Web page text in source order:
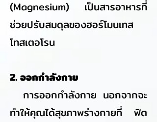
(Magnesium) เป็นสารอาหารที่
ช่วยปรับสมดุลของฮอร์โมนเทส
โทสเตอโรน
2. ออกกำลังกาย
การออกกำลังกาย นอกจากจะ
ทำให้คุณได้สุขภาพร่างกายที่ ฟิต